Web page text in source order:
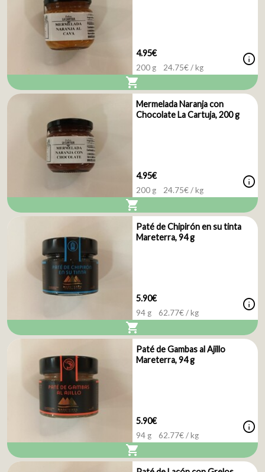
4.95€
200 g 24.75€ / kg info
shopping_cart
Mermelada Naranja con
Chocolate La Cartuja, 200 g
4.95€
200 g 24.75€ / kg info
shopping_cart
Paté de Chipirón en su tinta
Mareterra, 94 g
5.90€
94 g 62.77€ / kg info
shopping_cart
Paté de Gambas al Ajillo
Mareterra, 94 g
5.90€
94 g 62.77€ / kg info
shopping_cart